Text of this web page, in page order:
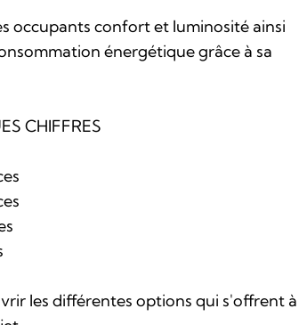
occupants confort et luminosité ainsi
énergétique grâce à sa
CHIFFRES
les différentes options qui s'offrent à